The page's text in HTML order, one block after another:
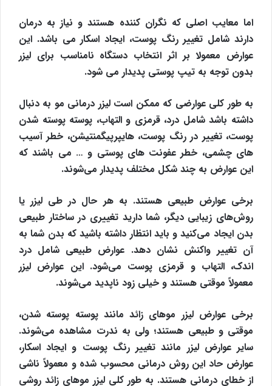
اما معایب اصلی که نگران کننده هستند و نیاز به درمان
دارند شامل تغییر رنگ پوست، ایجاد اسکار می باشد. این
عوارض معمولا بر اثر انتخاب دستگاه نامناسب برای لیزر
بدون توجه به تیپ پوستی پدیدار می شود.
به طور کلی عوارضی که ممکن است لیزر درمانی مو به دنبال
داشته باشد شامل درد، قرمزی و التهاب، پوسته پوسته شدن
پوست، تغییر در رنگ پوست، هایپرپیگمنتیشن، خطر آسیب
های چشمی، خطر عفونت های پوستی و … می باشند که
این عوارض به چند شکل مختلف پدیدار می‌شوند.
برخی عوارض طبیعی هستند. به هر حال در طی لیزر یا
روش‌های زیبایی دیگر، شما دارید تغییری در ساختار طبیعی
بدن ایجاد می‌کنید و باید انتظار داشته باشید که بدن شما به
آن تغییر واکنش نشان دهد. عوارض طبیعی شامل درد
اندک، التهاب و قرمزی پوست می‌شود. این عوارض لیزر
معمولاً موقتی هستند و خیلی زود ناپدید می‌شوند.
برخی عوارض لیزر موهای زائد مانند پوسته پوسته شدن،
موقتی و طبیعی هستند؛ ولی به ندرت مشاهده می‌شوند.
سایر عوارض لیزر مانند تغییر رنگ پوست و ایجاد اسکار،
عوارض حاد این روش درمانی محسوب شده و معمولاً ناشی
از خطای درمانی هستند. به طور کلی لیزر موهای زائد روشی